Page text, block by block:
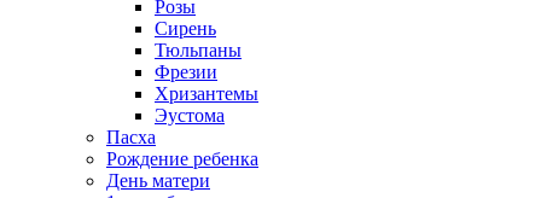
Розы
Сирень
Тюльпаны
Фрезии
Хризантемы
Эустома
Пасха
Рождение ребенка
День матери